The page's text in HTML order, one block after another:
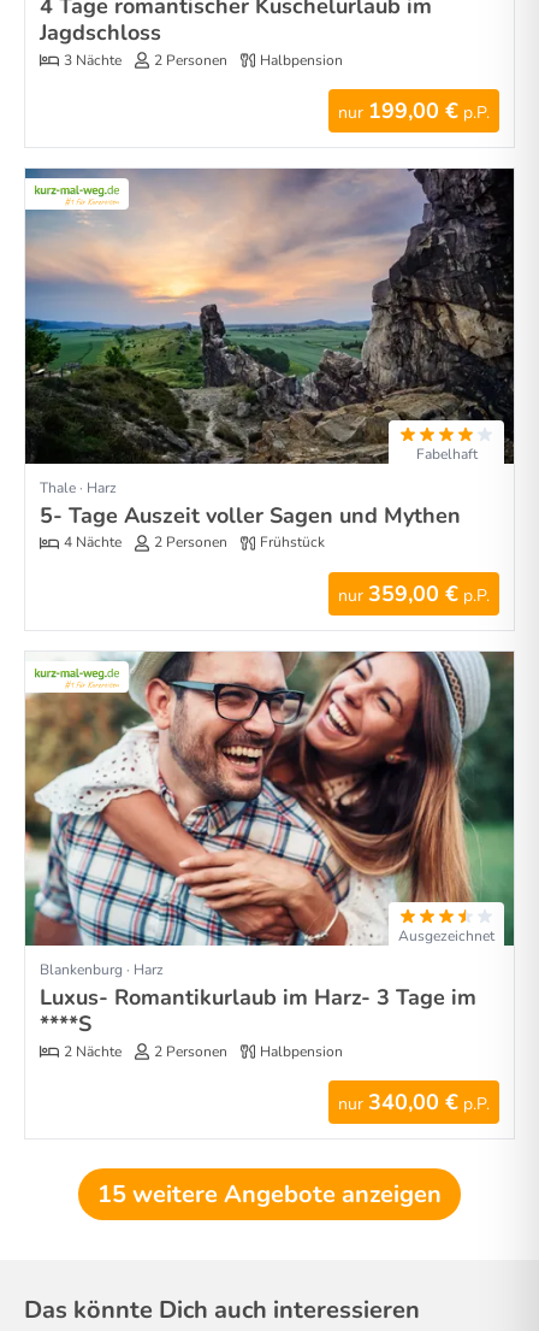
4 Tage romantischer Kuschelurlaub im
Jagdschloss
3 Nächte 2 Personen Halbpension
nur 199,00 € p.P.
Fabelhaft
Thale · Harz
5- Tage Auszeit voller Sagen und Mythen
4 Nächte 2 Personen Frühstück
nur 359,00 € p.P.
Ausgezeichnet
Blankenburg · Harz
Luxus- Romantikurlaub im Harz- 3 Tage im
****S
2 Nächte 2 Personen Halbpension
nur 340,00 € p.P.
15 weitere Angebote anzeigen
Das könnte Dich auch interessieren